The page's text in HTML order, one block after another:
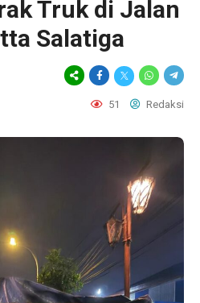
Truk di Jalan
Salatiga
51 Redaksi